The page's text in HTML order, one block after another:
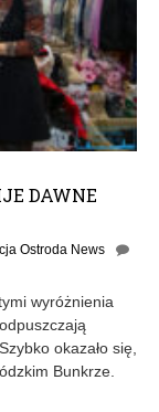
DAWNE
Ostroda News
wyróżnienia
okazało się,
Bunkrze.